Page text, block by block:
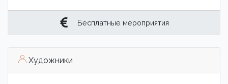
Бесплатные мероприятия
Художники